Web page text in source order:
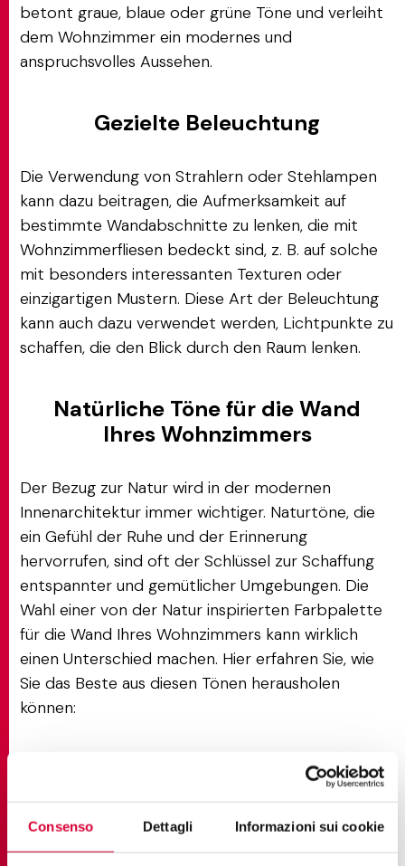
Consenso Dettagli Informazioni sui cookie
betont graue, blaue oder grüne Töne und verleiht
dem Wohnzimmer ein modernes und
anspruchsvolles Aussehen.
Gezielte Beleuchtung
Die Verwendung von Strahlern oder Stehlampen
kann dazu beitragen, die Aufmerksamkeit auf
bestimmte Wandabschnitte zu lenken, die mit
Wohnzimmerfliesen bedeckt sind, z. B. auf solche
mit besonders interessanten Texturen oder
einzigartigen Mustern. Diese Art der Beleuchtung
kann auch dazu verwendet werden, Lichtpunkte zu
schaffen, die den Blick durch den Raum lenken.
Natürliche Töne für die Wand
Ihres Wohnzimmers
Der Bezug zur Natur wird in der modernen
Innenarchitektur immer wichtiger. Naturtöne, die
ein Gefühl der Ruhe und der Erinnerung
hervorrufen, sind oft der Schlüssel zur Schaffung
entspannter und gemütlicher Umgebungen. Die
Wahl einer von der Natur inspirierten Farbpalette
für die Wand Ihres Wohnzimmers kann wirklich
einen Unterschied machen. Hier erfahren Sie, wie
Sie das Beste aus diesen Tönen herausholen
können:
Vielseitige Neutrale Farben
Neutrale Farben wie Beige, Grau und Cremeweiß
sind die perfekte Grundlage für die Gestaltung